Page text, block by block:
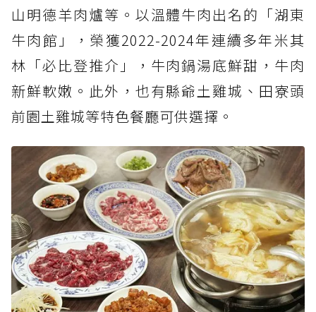
山明德羊肉爐等。以溫體牛肉出名的「湖東
牛肉館」，榮獲2022-2024年連續多年米其
林「必比登推介」，牛肉鍋湯底鮮甜，牛肉
新鮮軟嫩。此外，也有縣爺土雞城、田寮頭
前園土雞城等特色餐廳可供選擇。